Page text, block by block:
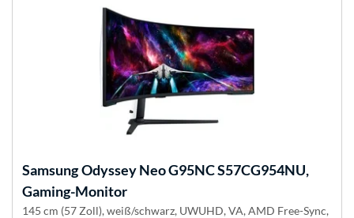
SamsungOdyssey Neo G95NC S57CG954NU,
Gaming-Monitor
145 cm (57 Zoll), weiß/schwarz, UWUHD, VA, AMD Free-Sync,